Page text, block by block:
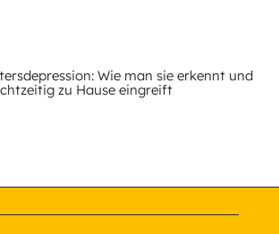
Wie man sie erkennt und
zu Hause eingreift